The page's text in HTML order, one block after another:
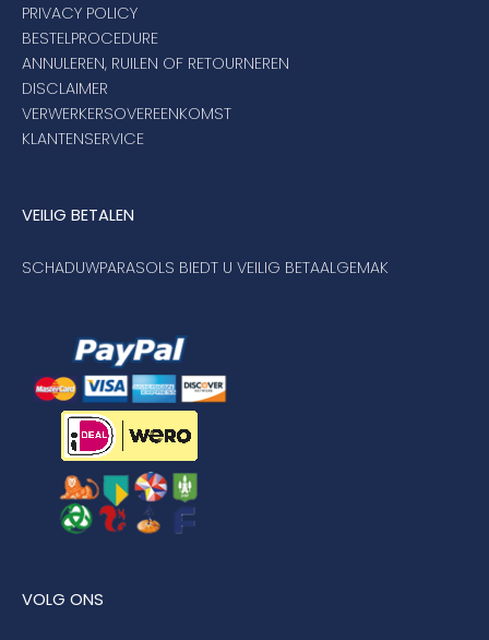
PRIVACY POLICY
BESTELPROCEDURE
ANNULEREN, RUILEN OF RETOURNEREN
DISCLAIMER
VERWERKERSOVEREENKOMST
KLANTENSERVICE
VEILIG BETALEN
SCHADUWPARASOLS BIEDT U VEILIG BETAALGEMAK
VOLG ONS